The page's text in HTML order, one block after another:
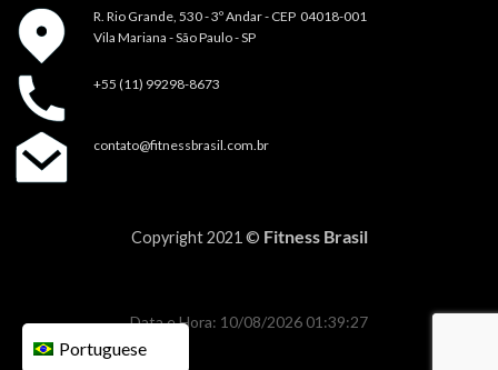
R. Rio Grande, 530 - 3º Andar - CEP 04018-001
Vila Mariana - São Paulo - SP
+55 (11) 99298-8673
contato@fitnessbrasil.com.br
Copyright 2021 © Fitness Brasil
Data e Hora: 10/08/2026 01:39:27
Portuguese